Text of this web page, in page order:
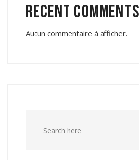
Recent Comments
Aucun commentaire à afficher.